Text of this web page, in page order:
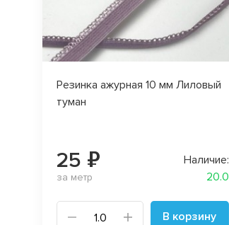
Резинка ажурная 10 мм Лиловый
туман
25 ₽
за метр
Наличие:
20.0
В корзину